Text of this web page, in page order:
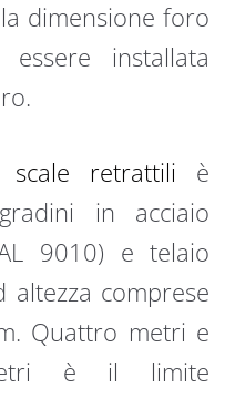
dimensione foro
installata
scale retrattili è
in acciaio
9010) e telaio
comprese
Quattro metri e
è il limite